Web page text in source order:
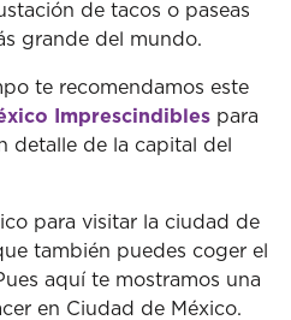
de tacos o paseas
grande del mundo.
te recomendamos este
Imprescindibles para
detalle de la capital del
para visitar la ciudad de
también puedes coger el
aquí te mostramos una
en Ciudad de México.